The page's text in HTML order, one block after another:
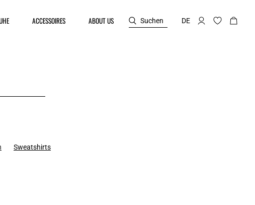
ACCESSOIRES ABOUT US Suchen DE
Sweatshirts